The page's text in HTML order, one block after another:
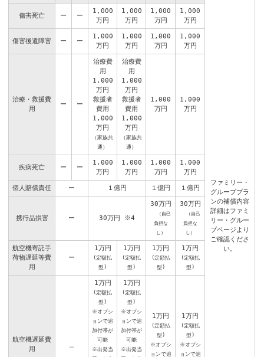
ファミリー・
グループプラ
ンの補償内容
詳細はファミ
リー・グルー
プページより
ご確認くださ
い。
傷害死亡 ー ー
1,000
万円
1,000
万円
1,000
万円
1,000
万円
傷害後遺障害 ー ー
1,000
万円
1,000
万円
1,000
万円
1,000
万円
治療・救援費
用
ー ー
治療費
用
1,000
万円
救援者
費用
1,000
万円
（家族共
通）
治療費
用
1,000
万円
救援者
費用
1,000
万円
（家族共
通）
1,000
万円
1,000
万円
疾病死亡 ー ー
1,000
万円
1,000
万円
1,000
万円
1,000
万円
個人賠償責任 ー １億円 １億円 １億円
携行品損害 ー 30万円 ※4
30万円
（自己
負担な
し）
30万円
（自己
負担な
し）
航空機寄託手
荷物遅延等費
用
ー
1万円
(定額払
型)
1万円
(定額払
型)
1万円
(定額払
型)
1万円
(定額払
型)
航空機遅延費
用
1万円
(定額払
型)
※オプシ
ョンで追
加付帯が
可能
※出発当
1万円
(定額払
型)
※オプシ
ョンで追
加付帯が
可能
※出発当
1万円
(定額払
型)
※オプシ
ョンで追
1万円
(定額払
型)
※オプシ
ョンで追